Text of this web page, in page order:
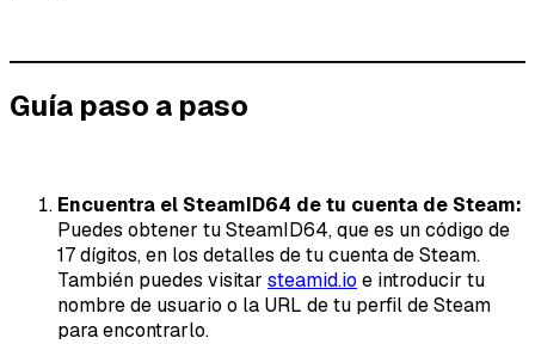
Guía paso a paso
Encuentra el SteamID64 de tu cuenta de Steam:
Puedes obtener tu SteamID64, que es un código de
17 dígitos, en los detalles de tu cuenta de Steam.
También puedes visitar steamid.io e introducir tu
nombre de usuario o la URL de tu perfil de Steam
para encontrarlo.